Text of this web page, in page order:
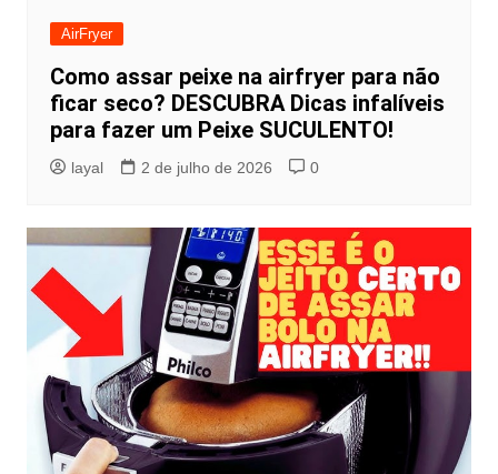
AirFryer
Como assar peixe na airfryer para não
ficar seco? DESCUBRA Dicas infalíveis
para fazer um Peixe SUCULENTO!
layal 2 de julho de 2026 0